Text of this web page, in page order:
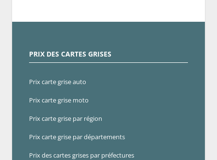
PRIX DES CARTES GRISES
Prix carte grise auto
Prix carte grise moto
Prix carte grise par région
Prix carte grise par départements
Prix des cartes grises par préfectures